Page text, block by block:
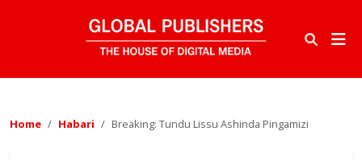
Home Habari Breaking: Tundu Lissu Ashinda Pingamizi